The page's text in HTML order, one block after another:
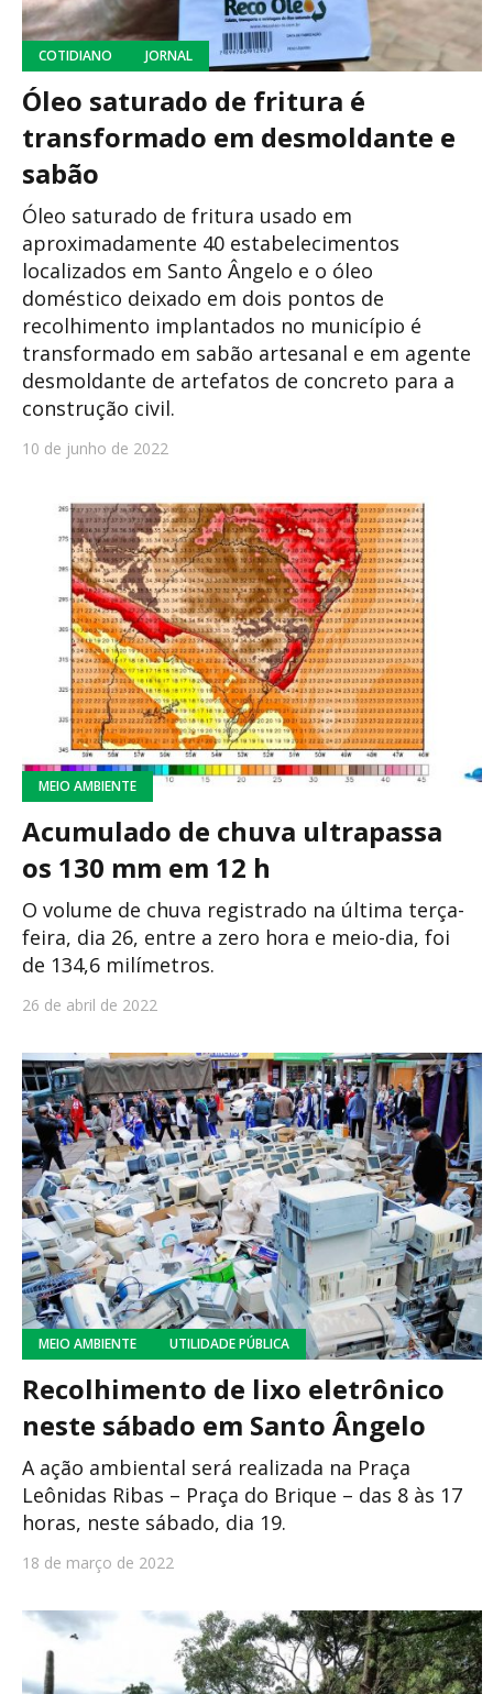
COTIDIANO JORNAL
Óleo saturado de fritura é
transformado em desmoldante e
sabão
Óleo saturado de fritura usado em
aproximadamente 40 estabelecimentos
localizados em Santo Ângelo e o óleo
doméstico deixado em dois pontos de
recolhimento implantados no município é
transformado em sabão artesanal e em agente
desmoldante de artefatos de concreto para a
construção civil.
10 de junho de 2022
MEIO AMBIENTE
Acumulado de chuva ultrapassa
os 130 mm em 12 h
O volume de chuva registrado na última terça-
feira, dia 26, entre a zero hora e meio-dia, foi
de 134,6 milímetros.
26 de abril de 2022
MEIO AMBIENTE UTILIDADE PÚBLICA
Recolhimento de lixo eletrônico
neste sábado em Santo Ângelo
A ação ambiental será realizada na Praça
Leônidas Ribas – Praça do Brique – das 8 às 17
horas, neste sábado, dia 19.
18 de março de 2022